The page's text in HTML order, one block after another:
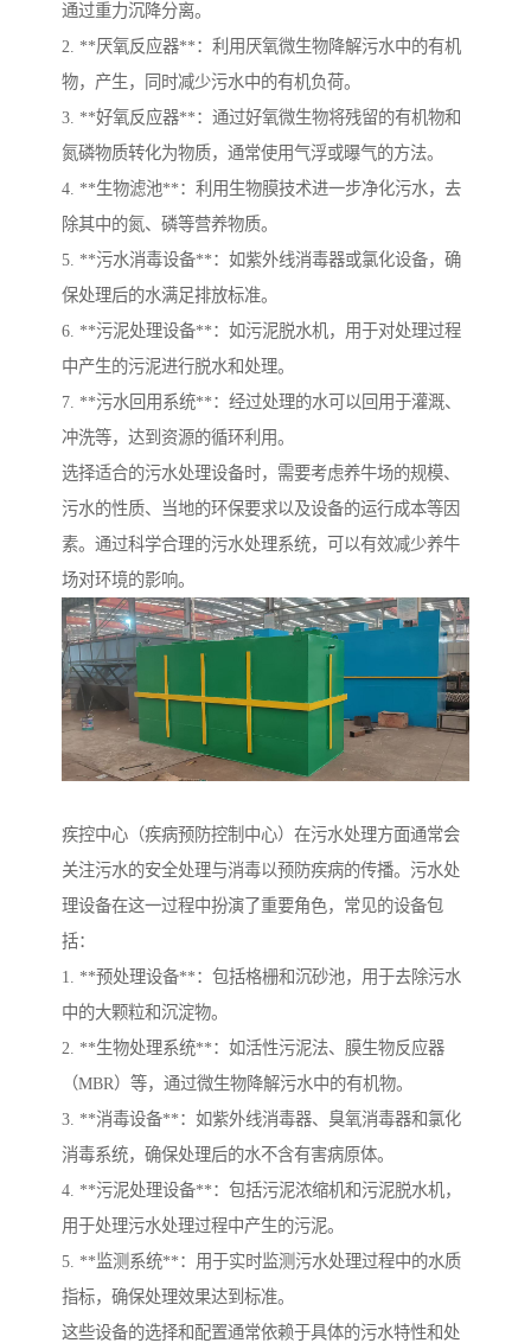
通过重力沉降分离。
2. **厌氧反应器**：利用厌氧微生物降解污水中的有机
物，产生，同时减少污水中的有机负荷。
3. **好氧反应器**：通过好氧微生物将残留的有机物和
氮磷物质转化为物质，通常使用气浮或曝气的方法。
4. **生物滤池**：利用生物膜技术进一步净化污水，去
除其中的氮、磷等营养物质。
5. **污水消毒设备**：如紫外线消毒器或氯化设备，确
保处理后的水满足排放标准。
6. **污泥处理设备**：如污泥脱水机，用于对处理过程
中产生的污泥进行脱水和处理。
7. **污水回用系统**：经过处理的水可以回用于灌溉、
冲洗等，达到资源的循环利用。
选择适合的污水处理设备时，需要考虑养牛场的规模、
污水的性质、当地的环保要求以及设备的运行成本等因
素。通过科学合理的污水处理系统，可以有效减少养牛
场对环境的影响。
疾控中心（疾病预防控制中心）在污水处理方面通常会
关注污水的安全处理与消毒以预防疾病的传播。污水处
理设备在这一过程中扮演了重要角色，常见的设备包
括：
1. **预处理设备**：包括格栅和沉砂池，用于去除污水
中的大颗粒和沉淀物。
2. **生物处理系统**：如活性污泥法、膜生物反应器
（MBR）等，通过微生物降解污水中的有机物。
3. **消毒设备**：如紫外线消毒器、臭氧消毒器和氯化
消毒系统，确保处理后的水不含有害病原体。
4. **污泥处理设备**：包括污泥浓缩机和污泥脱水机，
用于处理污水处理过程中产生的污泥。
5. **监测系统**：用于实时监测污水处理过程中的水质
指标，确保处理效果达到标准。
这些设备的选择和配置通常依赖于具体的污水特性和处